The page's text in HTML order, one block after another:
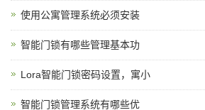
使用公寓管理系统必须安装
智能门锁有哪些管理基本功
Lora智能门锁密码设置，寓小
智能门锁管理系统有哪些优